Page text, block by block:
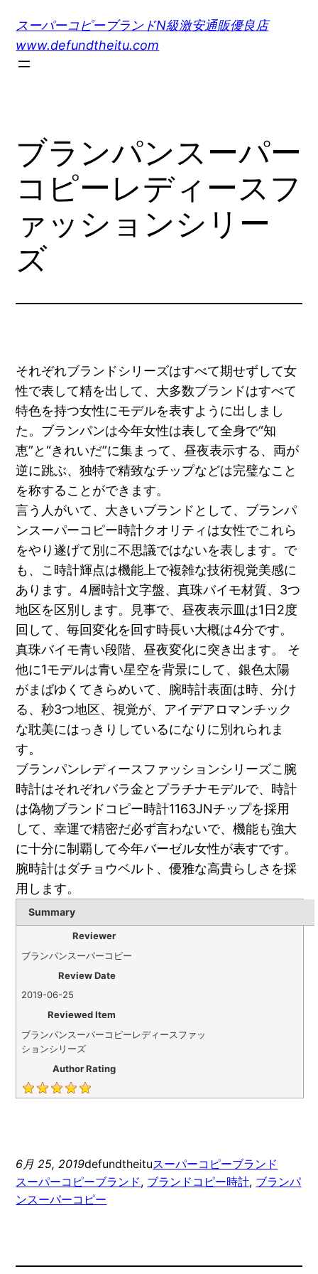
スーパーコピーブランドN級激安通販優良店
www.defundtheitu.com
ブランパンスーパー
コピーレディースフ
ァッションシリー
ズ
それぞれブランドシリーズはすべて期せずして女
性で表して精を出して、大多数ブランドはすべて
特色を持つ女性にモデルを表すように出しまし
た。ブランパンは今年女性は表して全身で“知
恵”と“きれいだ”に集まって、昼夜表示する、両が
逆に跳ぶ、独特で精致なチップなどは完璧なこと
を称することができます。
言う人がいて、大きいブランドとして、ブランパ
ンスーパーコピー時計クオリティは女性でこれら
をやり遂げて別に不思議ではないを表します。で
も、こ時計輝点は機能上で複雑な技術視覚美感に
あります。4層時計文字盤、真珠バイモ材質、3つ
地区を区別します。見事で、昼夜表示皿は1日2度
回して、毎回変化を回す時長い大概は4分です。
真珠バイモ青い段階、昼夜変化に突き出ます。 そ
他に1モデルは青い星空を背景にして、銀色太陽
がまばゆくてきらめいて、腕時計表面は時、分け
る、秒3つ地区、視覚が、アイデアロマンチック
な耽美にはっきりしているになりに別れられま
す。
ブランパンレディースファッションシリーズこ腕
時計はそれぞれバラ金とプラチナモデルで、時計
は偽物ブランドコピー時計1163JNチップを採用
して、幸運で精密だ必ず言わないで、機能も強大
に十分に制覇して今年バーゼル女性が表すです。
腕時計はダチョウベルト、優雅な高貴らしさを採
用します。
Summary
Reviewer
ブランパンスーパーコピー
Review Date
2019-06-25
Reviewed Item
ブランパンスーパーコピーレディースファッ
ションシリーズ
Author Rating
6月 25, 2019defundtheituスーパーコピーブランド
スーパーコピーブランド, ブランドコピー時計, ブランパ
ンスーパーコピー